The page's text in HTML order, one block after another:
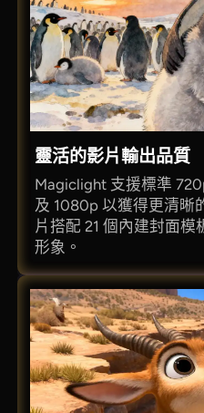
靈活的影片輸出品質
Magiclight 支援標準
及 1080p 以獲得更清晰
片搭配 21 個內建封面
形象。